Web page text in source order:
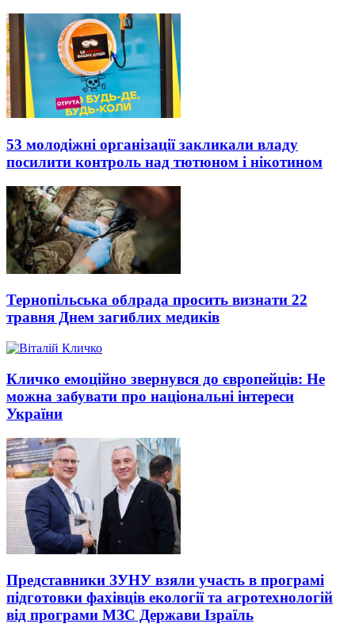
53 молодіжні організації закликали владу
посилити контроль над тютюном і нікотином
Тернопільська облрада просить визнати 22
травня Днем загиблих медиків
Кличко емоційно звернувся до європейців: Не
можна забувати про національні інтереси
України
Представники ЗУНУ взяли участь в програмі
підготовки фахівців екології та агротехнологій
від програми МЗС Держави Ізраїль